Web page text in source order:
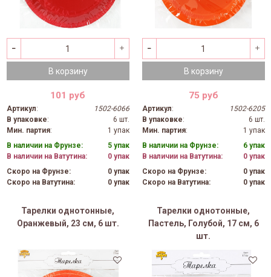
В корзину
101 руб
Артикул:
1502-6066
В упаковке:
6 шт.
Мин. партия:
1 упак
В наличии на Фрунзе:
5 упак
В наличии на Ватутина:
0 упак
Скоро на Фрунзе:
0 упак
Скоро на Ватутина:
0 упак
В корзину
75 руб
Артикул:
1502-6205
В упаковке:
6 шт.
Мин. партия:
1 упак
В наличии на Фрунзе:
6 упак
В наличии на Ватутина:
0 упак
Скоро на Фрунзе:
0 упак
Скоро на Ватутина:
0 упак
Тарелки однотонные,
Оранжевый, 23 см, 6 шт.
Тарелки однотонные,
Пастель, Голубой, 17 см, 6
шт.